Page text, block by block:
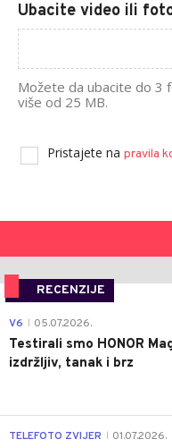
Ubacite video ili
Možete da ubacite do 3
više od 25 MB.
Pristajete na pravila
RECENZIJE
V6 05.07.2026.
Testirali smo HONOR
izdržljiv, tanak i brz
TELEFOTO ZVIJER 01.07.2026.